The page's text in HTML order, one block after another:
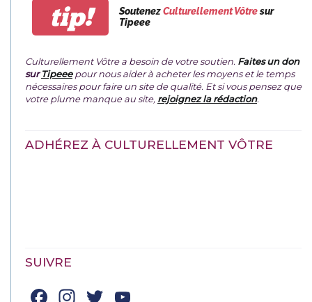
tip! SoutenezCulturellement Vôtresur
Tipeee
Culturellement Vôtre a besoin de votre soutien. Faites un don
surTipeeepour nous aider à acheter les moyens et le temps
nécessaires pour faire un site de qualité. Et si vous pensez que
votre plume manque au site, rejoignez la rédaction.
ADHÉREZ À CULTURELLEMENT VÔTRE
SUIVRE